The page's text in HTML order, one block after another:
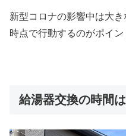
新型コロナの影響中は大
時点で行動するのがポイン
給湯器交換の時間